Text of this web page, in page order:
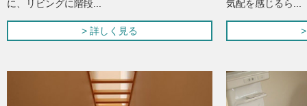
に、リビングに階段...
> 詳しく見る
気配を感じるら...